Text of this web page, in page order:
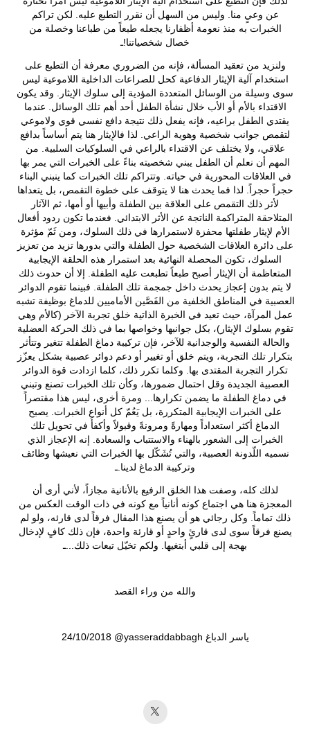
عن وعيٍ منا. وليس من السهل أن نقرر التطبع عليه. لكن تراكم
الخبرات به منذ نعومة أظفارنا يجعله طبعاً من طباعنا وخصلة من
خصال شخصياتنا!ـ
ولنزيد من تعقيد المسألة، فإنه من الضروري معرفة أن التطبع على
استخدام آلية الإيثار الدفاعية كحل للصراعات الداخلية اللاموعية ليس
سوى وسيلة من الوسائل المتعددة المؤدية إلى سلوك الإيثار. وقد يكون
الاقتداء بالأم أو الأب خلال نشأة الطفل أحد أهم تلك الوسائل. عندما
يقتدي الطفل براعيه، فإنه يفعل ذلك نتيجة دافع نفسي قوي ولاموعي
لتقمص جوانب شخصية وهوية الراعي. لذا فالإيثار هنا يتم أساساً بدافع
علاقي، ولا يختلف عن الاقتداء بالراعي في السلوكيات السلبية. من
المهم أن نعلم أن الطفل يبني شخصيته بناءً على الخبرات التي يمر بها
في العلاقات المحورية في حياته. وتتراكم تلك الخبرات كما ينبني البناء
حجراً حجراً. لذا فما يحدث هنا لا يتوقف على خطوة التقمص، بل يتعداها
لأثر ذلك التقمص على العلاقة بين الطفلة وأبيها أو أمها، ثم الآثار
المتلاحقة المتراكمة الناتجة عن الأثر الابتدائي. فعندما تكون ردود أفعال
الأم لإيثار طفلتها محفزة لاستمرارها في ذلك السلوك، ومن ثَمّ مؤثرة
على دائرة العلاقات الشخصية حول الطفلة والتي بدورها تزيد من تعزيز
السلوك، تكون المحصلة النهائية بعد استمرار هذه الحلقة الإيجابية
المتعاظمة أن الإيثار أصبح طبعاً تطبعت عليه الطفلة. إلا أن حدوث ذلك
لا يتم بدون إعجاز يحدث داخل جمجمة تلك الطفلة. فبينما تقوم الدوائر
العصبية في المناطق الخلفية من الفَصَّين الأماميين للدماغ بوظيفة تشبه
عمل المرآة، حيث تعيد في الخبرة الذاتية خلق تجربة الآخر (كالأم وهي
تقوم بسلوك الإيثار)، بكل جوانبها وخواصها بما في ذلك الحركة العضلية
والحالة النفسية والوجدانية للآخر، فإن تركيبة دماغ الطفلة تتغير وتتأثر
بتكرار تلك التجربة، ويتم خلق أو تغيير أو دعم دوائر عصبية بشكل يعزّز
تكرار التجربة المقتدى بها. وكلما تكرر ذلك، كلما ازدادت قوة الدوائر
العصبية الجديدة وقل احتمال ضمورها، وكأن تلك الخبرات تصنع وتبني
في دماغ الطفلة ما يضمن تكرارها... ومرة أخرى، ليس هذا مقتصراً
على الخبرات الإيجابية المتكررة، بل يَعُمّ كل أنواع الخبرات. يصبح
الدماغ أكثر استعداداً ومهارةً ومرونةً وقبولاً وأكفأَ في تحويل تلك
الخبرات إلى الشعور بالهناء والاستتباب والسعادة. إنه الإعجاز الذي
نسميه اللّدونة العصبية، والتي تُشَكّل بها الخبرات التي نعيشها وظائف
وتركيبة الدماغ لدينا.ـ
لذلك كله، وصفت هذا الخلق الرفيع بالأنانية مجازاً، لأني أرى أن
المعجزة هنا هي اجتماع كونه أنانياً مع كونه في ذات الوقت العكس من
ذلك تماماً. وكل رجائي هو أن يصنع هذا المقال فرقاً لدى قارئه، ولو لم
يصنع فرقاً سوى لدى قارئٍ واحدٍ أو قارئة واحدة، فإن ذلك كافٍ لإدخال
بهجة إلى قلبي أبتغيها. ولكم تخيّل تبعات ذلك...ـ
والله من وراء القصد
24/10/2018 @yasseraddabbagh ياسر الدباغ